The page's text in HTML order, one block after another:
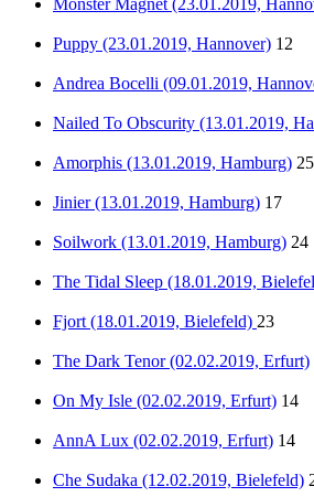
Puppy (23.01.2019, Hannover) 12
Andrea Bocelli (09.01.2019,
Nailed To Obscurity (13.01.2019,
Amorphis (13.01.2019, Hamburg) 25
Jinier (13.01.2019, Hamburg) 17
Soilwork (13.01.2019, Hamburg) 24
The Tidal Sleep (18.01.2019,
Fjort (18.01.2019, Bielefeld) 23
The Dark Tenor (02.02.2019, Erfurt)
On My Isle (02.02.2019, Erfurt) 14
AnnA Lux (02.02.2019, Erfurt) 14
Che Sudaka (12.02.2019, Bielefeld)